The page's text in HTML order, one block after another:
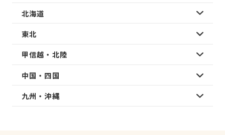
北海道
東北
甲信越・北陸
中国・四国
九州・沖縄